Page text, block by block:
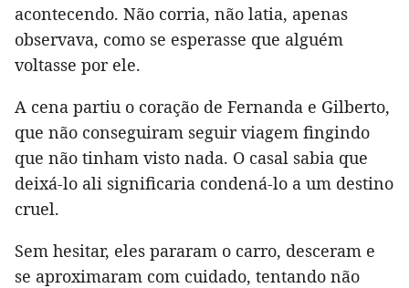
acontecendo. Não corria, não latia, apenas
observava, como se esperasse que alguém
voltasse por ele.
A cena partiu o coração de Fernanda e Gilberto,
que não conseguiram seguir viagem fingindo
que não tinham visto nada. O casal sabia que
deixá-lo ali significaria condená-lo a um destino
cruel.
Sem hesitar, eles pararam o carro, desceram e
se aproximaram com cuidado, tentando não